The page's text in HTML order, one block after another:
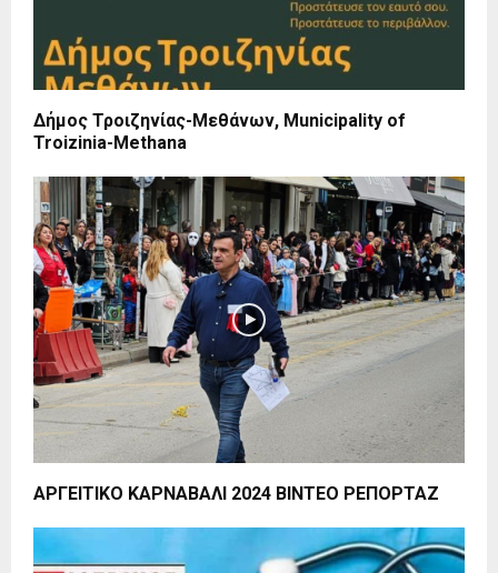
Δήμος Τροιζηνίας-Μεθάνων, Municipality of
Troizinia-Methana
ΑΡΓΕΙΤΙΚΟ ΚΑΡΝΑΒΑΛΙ 2024 ΒΙΝΤΕΟ ΡΕΠΟΡΤΑΖ